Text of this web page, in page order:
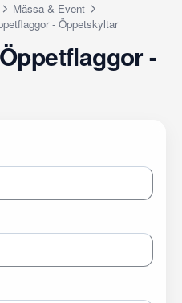
Mässa & Event
- Öppetskyltar
-